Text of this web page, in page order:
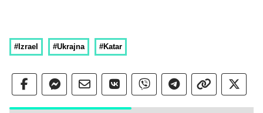
#Izrael #Ukrajna #Katar